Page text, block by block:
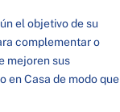
el objetivo de su
complementar o
mejoren sus
en Casa de modo que